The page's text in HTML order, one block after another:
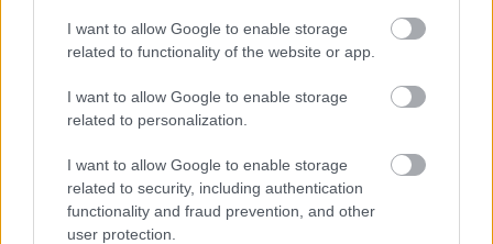
I want to allow Google to enable storage
related to functionality of the website or app.
I want to allow Google to enable storage
related to personalization.
I want to allow Google to enable storage
related to security, including authentication
functionality and fraud prevention, and other
user protection.
Enciso, quien puede jugar cómo segundo punta, escorado
en banda o mediapunta.
El jugador del Estrasburgo tiene un puesto fijo en un once
en el que hay dudas en la portería. El veterano Roberto
clasificación, pero en los últimos amistosos Alfaro apostó
por Orlando Gill, el portero de San Lorenzo de Almagro.
En defensa no hay ninguna duda y el cuarteto estará